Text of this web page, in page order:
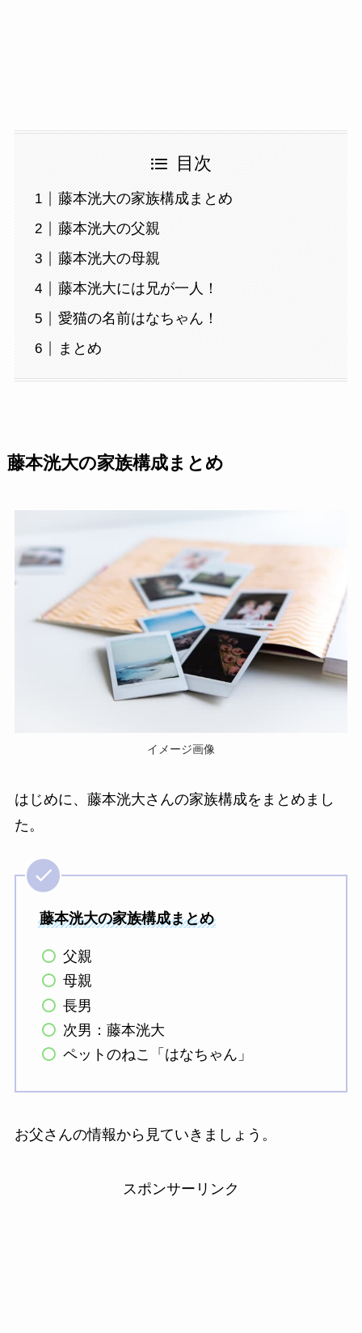
目次
藤本洸大の家族構成まとめ
藤本洸大の父親
藤本洸大の母親
藤本洸大には兄が一人！
愛猫の名前はなちゃん！
まとめ
藤本洸大の家族構成まとめ
イメージ画像
はじめに、藤本洸大さんの家族構成をまとめまし
た。
藤本洸大の家族構成まとめ
父親
母親
長男
次男：藤本洸大
ペットのねこ「はなちゃん」
お父さんの情報から見ていきましょう。
スポンサーリンク